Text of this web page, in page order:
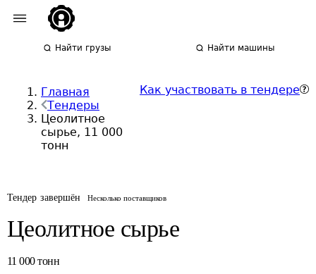
Найти грузы Найти машины
Главная
Тендеры
Цеолитное
сырье, 11 000
тонн
Как участвовать в тендере
Тендер завершён Несколько поставщиков
Цеолитное сырье
11 000 тонн